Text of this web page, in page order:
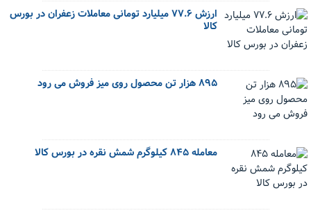
ارزش ۷۷.۶ میلیارد تومانی معاملات زعفران در بورس
کالا
۸۹۵ هزار تن محصول روی میز فروش می رود
معامله ۸۴۵ کیلوگرم شمش نقره در بورس کالا